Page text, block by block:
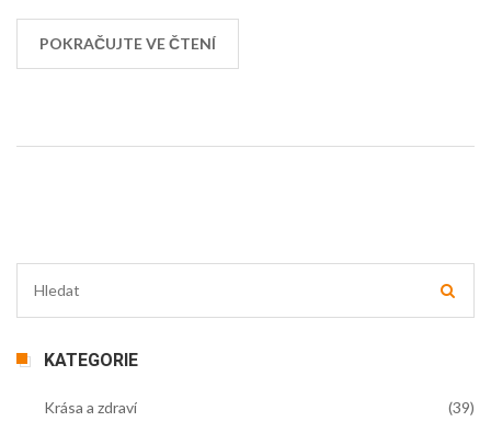
POKRAČUJTE VE ČTENÍ
KATEGORIE
Krása a zdraví (39)